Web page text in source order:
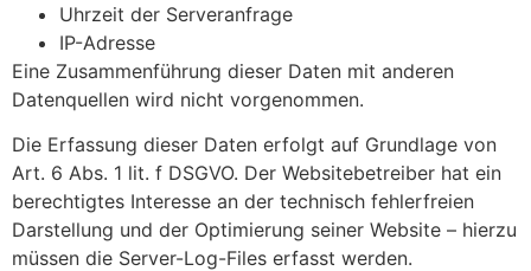
Uhrzeit der Serveranfrage
IP-Adresse
Eine Zusammenführung dieser Daten mit anderen
Datenquellen wird nicht vorgenommen.
Die Erfassung dieser Daten erfolgt auf Grundlage von
Art. 6 Abs. 1 lit. f DSGVO. Der Websitebetreiber hat ein
berechtigtes Interesse an der technisch fehlerfreien
Darstellung und der Optimierung seiner Website – hierzu
müssen die Server-Log-Files erfasst werden.